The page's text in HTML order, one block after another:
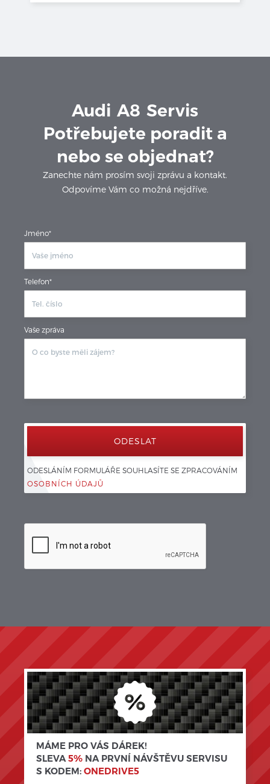
Audi A8 Servis
Potřebujete poradit a
nebo se objednat?
Zanechte nám prosím svoji zprávu a kontakt.
Odpovíme Vám co možná nejdříve.
Jméno*
Telefon*
Vaše zpráva
ODESLÁNÍM FORMULÁŘE SOUHLASÍTE SE ZPRACOVÁNÍM
OSOBNÍCH ÚDAJŮ
MÁME PRO VÁS DÁREK!
SLEVA5% NA PRVNÍ NÁVŠTĚVU SERVISU
S KODEM:ONEDRIVE5